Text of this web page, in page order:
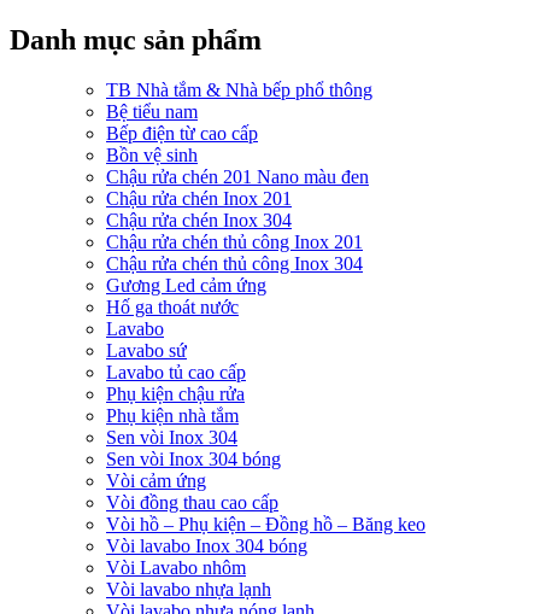
Danh mục sản phẩm
TB Nhà tắm & Nhà bếp phổ thông
Bệ tiểu nam
Bếp điện từ cao cấp
Bồn vệ sinh
Chậu rửa chén 201 Nano màu đen
Chậu rửa chén Inox 201
Chậu rửa chén Inox 304
Chậu rửa chén thủ công Inox 201
Chậu rửa chén thủ công Inox 304
Gương Led cảm ứng
Hố ga thoát nước
Lavabo
Lavabo sứ
Lavabo tủ cao cấp
Phụ kiện chậu rửa
Phụ kiện nhà tắm
Sen vòi Inox 304
Sen vòi Inox 304 bóng
Vòi cảm ứng
Vòi đồng thau cao cấp
Vòi hồ – Phụ kiện – Đồng hồ – Băng keo
Vòi lavabo Inox 304 bóng
Vòi Lavabo nhôm
Vòi lavabo nhựa lạnh